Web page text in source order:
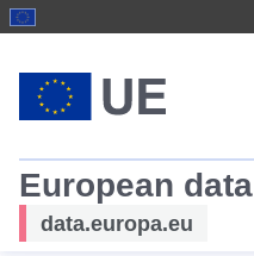
European data
data.europa.eu